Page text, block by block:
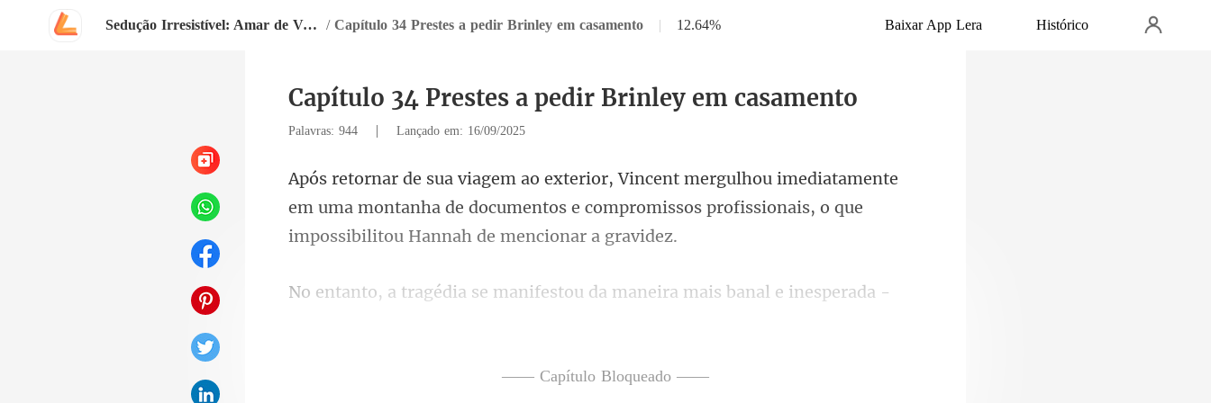
Sedução Irresistível: Amar de Verdade / Capítulo 34 Prestes a pedir Brinley em casamento | 12.64% Baixar App Lera Histórico
Capítulo 34 Prestes a pedir Brinley em casamento
Palavras: 944 | Lançado em: 16/09/2025
diatamente
em uma montanha de documentos e compromissos profis
banal e inesperada -
—— Capítulo Bloqueado ——